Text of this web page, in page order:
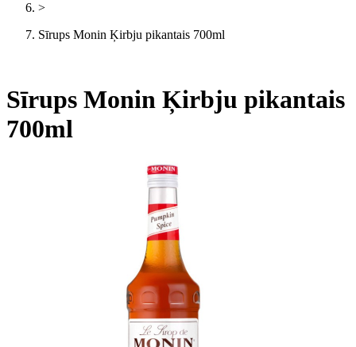
>
Sīrups Monin Ķirbju pikantais 700ml
Sīrups Monin Ķirbju pikantais
700ml